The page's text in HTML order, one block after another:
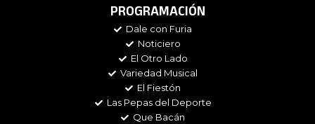
e
o
t
g
r
a
m
t
e
r
t
PROGRAMACIÓN
Dale con Furia
Noticiero
El Otro Lado
Variedad Musical
El Fiestón
Las Pepas del Deporte
Que Bacán